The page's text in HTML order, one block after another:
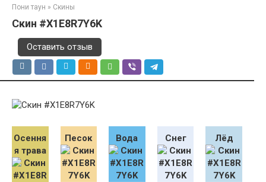
Пони таун » Скины
Скин #X1E8R7Y6K
Оставить отзыв
Осення
я трава
Песок Вода Снег Лёд